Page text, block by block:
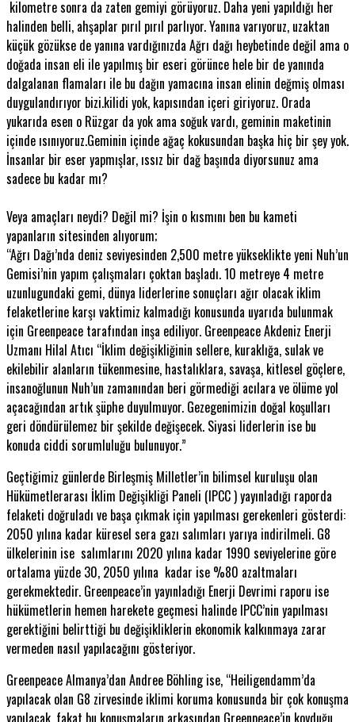
kilometre sonra da zaten gemiyi görüyoruz. Daha yeni yapıldığı her
halinden belli, ahşaplar pırıl pırıl parlıyor. Yanına varıyoruz, uzaktan
küçük gözükse de yanına vardığınızda Ağrı dağı heybetinde değil ama o
doğada insan eli ile yapılmış bir eseri görünce hele bir de yanında
dalgalanan flamaları ile bu dağın yamacına insan elinin değmiş olması
duygulandırıyor bizi.kilidi yok, kapısından içeri giriyoruz. Orada
yukarıda esen o Rüzgar da yok ama soğuk vardı, geminin maketinin
içinde ısınıyoruz.Geminin içinde ağaç kokusundan başka hiç bir şey yok.
İnsanlar bir eser yapmışlar, ıssız bir dağ başında diyorsunuz ama
sadece bu kadar mı?
Veya amaçları neydi? Değil mi? İşin o kısmını ben bu kameti
yapanların sitesinden alıyorum;
“Ağrı Dağı’nda deniz seviyesinden 2,500 metre yükseklikte yeni Nuh’un
Gemisi’nin yapım çalışmaları çoktan başladı. 10 metreye 4 metre
uzunlugundaki gemi, dünya liderlerine sonuçları ağır olacak iklim
felaketlerine karşı vaktimiz kalmadığı konusunda uyarıda bulunmak
için Greenpeace tarafından inşa ediliyor. Greenpeace Akdeniz Enerji
Uzmanı Hilal Atıcı “İklim değişikliğinin sellere, kuraklığa, sulak ve
ekilebilir alanların tükenmesine, hastalıklara, savaşa, kitlesel göçlere,
insanoğlunun Nuh’un zamanından beri görmediği acılara ve ölüme yol
açacağından artık şüphe duyulmuyor. Gezegenimizin doğal koşulları
geri döndürülemez bir şekilde değişecek. Siyasi liderlerin ise bu
konuda ciddi sorumluluğu bulunuyor.”
Geçtiğimiz günlerde Birleşmiş Milletler’in bilimsel kuruluşu olan
Hükümetlerarası İklim Değişikliği Paneli (IPCC ) yayınladığı raporda
felaketi doğruladı ve başa çıkmak için yapılması gerekenleri gösterdi:
2050 yılına kadar küresel sera gazı salımları yarıya indirilmeli. G8
ülkelerinin ise salımlarını 2020 yılına kadar 1990 seviyelerine göre
ortalama yüzde 30, 2050 yılına kadar ise %80 azaltmaları
gerekmektedir. Greenpeace’in yayınladığı Enerji Devrimi raporu ise
hükümetlerin hemen harekete geçmesi halinde IPCC’nin yapılması
gerektiğini belirttiği bu değişikliklerin ekonomik kalkınmaya zarar
vermeden nasıl yapılacağını gösteriyor.
Greenpeace Almanya’dan Andree Böhling ise, “Heiligendamm’da
yapılacak olan G8 zirvesinde iklimi koruma konusunda bir çok konuşma
yapılacak, fakat bu konuşmaların arkasından Greenpeace’in koyduğu